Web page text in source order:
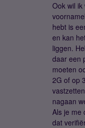
Ook wil
hebt is
en kan
liggen.
daar een
moeten
2G of op
nagaan
Als je me
dat